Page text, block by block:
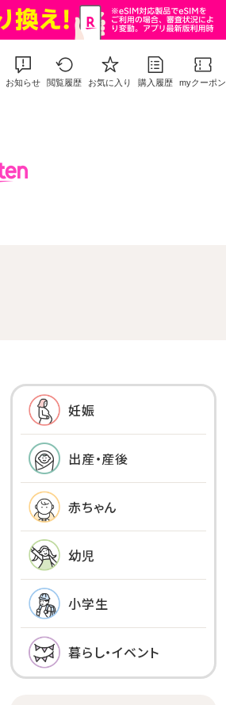
お知らせ 閲覧履歴 お気に入り 購入履歴 myクーポン
妊娠
出産・産後
赤ちゃん
幼児
小学生
暮らし・イベント